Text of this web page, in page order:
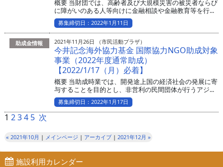
概要 当財団では、高齢者及び大規模災害の被災者ならび
に障がいのある人等向けに金融相談や金融教育等を行...
募集締切日：2022年1月11日
助成金情報 2021年11月26日 （市民活動プラザ）
今井記念海外協力基金 国際協力NGO助成対象
事業（2022年度通常助成）
【2022/1/17（月）必着】
概要 当助成時業では、開発途上国の経済社会の発展に寄
与することを目的とし、非営利の民間団体が行うアジ...
募集締切日：2022年1月17日
1 234 5 次
« 2021年10月 | メインページ | アーカイブ| 2021年12月 »
施設利用カレンダー